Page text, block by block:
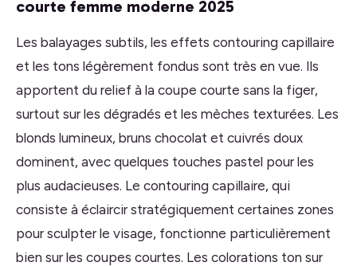
courte femme moderne 2025
Les balayages subtils, les effets contouring capillaire
et les tons légèrement fondus sont très en vue. Ils
apportent du relief à la coupe courte sans la figer,
surtout sur les dégradés et les mèches texturées. Les
blonds lumineux, bruns chocolat et cuivrés doux
dominent, avec quelques touches pastel pour les
plus audacieuses. Le contouring capillaire, qui
consiste à éclaircir stratégiquement certaines zones
pour sculpter le visage, fonctionne particulièrement
bien sur les coupes courtes. Les colorations ton sur